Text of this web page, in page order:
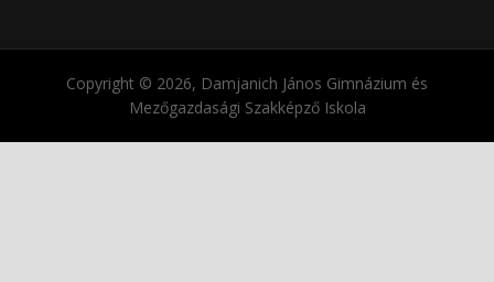
Copyright © 2026, Damjanich János Gimnázium és
Mezőgazdasági Szakképző Iskola